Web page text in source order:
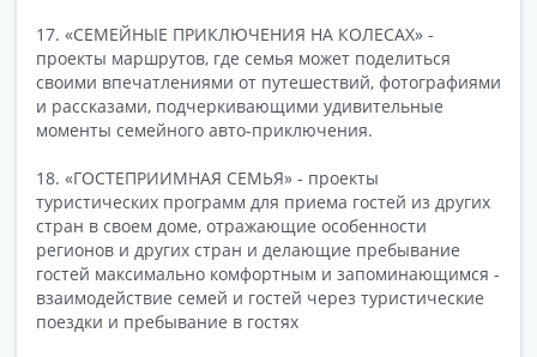
17. «СЕМЕЙНЫЕ ПРИКЛЮЧЕНИЯ НА КОЛЕСАХ» -
проекты маршрутов, где семья может поделиться
своими впечатлениями от путешествий, фотографиями
и рассказами, подчеркивающими удивительные
моменты семейного авто-приключения.
18. «ГОСТЕПРИИМНАЯ СЕМЬЯ» - проекты
туристических программ для приема гостей из других
стран в своем доме, отражающие особенности
регионов и других стран и делающие пребывание
гостей максимально комфортным и запоминающимся -
взаимодействие семей и гостей через туристические
поездки и пребывание в гостях